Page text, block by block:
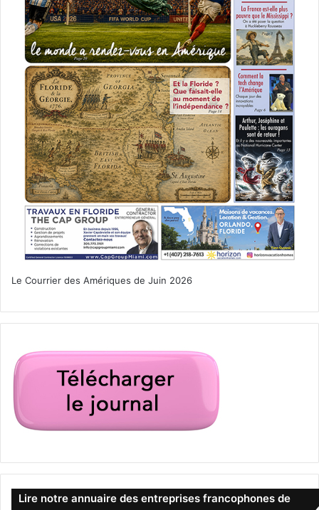
Le Courrier des Amériques de Juin 2026
Lire notre annuaire des entreprises francophones de